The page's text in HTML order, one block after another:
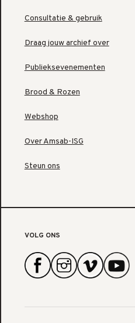
Consultatie & gebruik
Draag jouw archief over
Publieksevenementen
Brood & Rozen
Webshop
Over Amsab-ISG
Steun ons
VOLG ONS